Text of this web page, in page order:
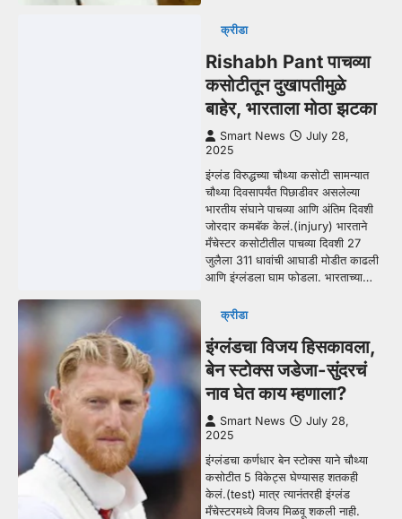
क्रीडा
Rishabh Pant पाचव्या
कसोटीतून दुखापतीमुळे
बाहेर, भारताला मोठा झटका
Smart News
July 28,
2025
इंग्लंड विरुद्धच्या चौथ्या कसोटी सामन्यात
चौथ्या दिवसापर्यंत पिछाडीवर असलेल्या
भारतीय संघाने पाचव्या आणि अंतिम दिवशी
जोरदार कमबॅक केलं.(injury) भारताने
मँचेस्टर कसोटीतील पाचव्या दिवशी 27
जुलैला 311 धावांची आघाडी मोडीत काढली
आणि इंग्लंडला घाम फोडला. भारताच्या…
क्रीडा
इंग्लंडचा विजय हिसकावला,
बेन स्टोक्स जडेजा-सुंदरचं
नाव घेत काय म्हणाला?
Smart News
July 28,
2025
इंग्लंडचा कर्णधार बेन स्टोक्स याने चौथ्या
कसोटीत 5 विकेट्स घेण्यासह शतकही
केलं.(test) मात्र त्यानंतरही इंग्लंड
मँचेस्टरमध्ये विजय मिळवू शकली नाही.